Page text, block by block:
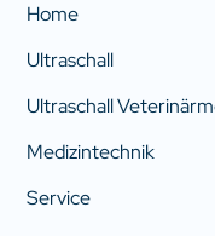
Home
Ultraschall
Ultraschall
Medizintechnik
Service